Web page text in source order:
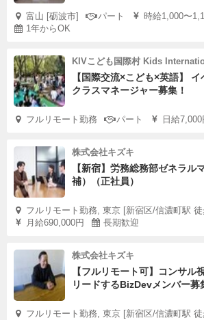
富山 [砺波市] パート
時給1,000〜
1年からOK
KIVこども国際村 Kids
【国際交流×こども×英語】
クラスマネージャー募集！
フルリモート勤務 パート 日給7,000
株式会社キズキ
【新宿】労務総務部ゼネラル
補）（正社員）
フルリモート勤務, 東京 [新宿区/信濃町駅 徒
月給690,000円
長期歓迎
株式会社キズキ
【フルリモート可】コンサル
リードするBizDevメンバー募
フルリモート勤務, 東京 [新宿区/信濃町駅 徒